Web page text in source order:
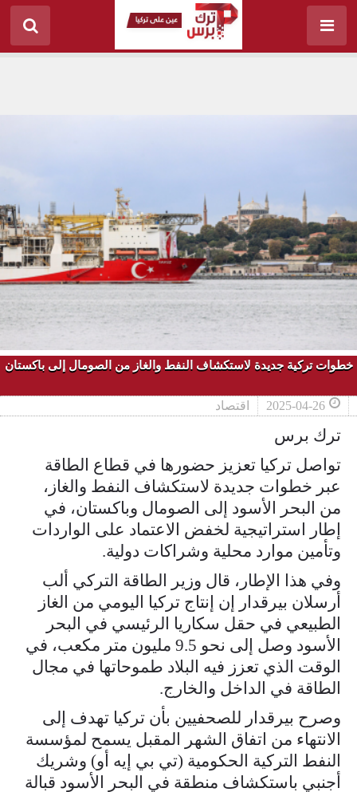
خطوات تركية جديدة لاستكشاف النفط والغاز من الصومال إلى باكستان
2025-04-26 اقتصاد
ترك برس
تواصل تركيا تعزيز حضورها في قطاع الطاقة
عبر خطوات جديدة لاستكشاف النفط والغاز،
من البحر الأسود إلى الصومال وباكستان، في
إطار استراتيجية لخفض الاعتماد على الواردات
وتأمين موارد محلية وشراكات دولية.
وفي هذا الإطار، قال وزير الطاقة التركي ألب
أرسلان بيرقدار إن إنتاج تركيا اليومي من الغاز
الطبيعي في حقل سكاريا الرئيسي في البحر
الأسود وصل إلى نحو 9.5 مليون متر مكعب، في
الوقت الذي تعزز فيه البلاد طموحاتها في مجال
الطاقة في الداخل والخارج.
وصرح بيرقدار للصحفيين بأن تركيا تهدف إلى
الانتهاء من اتفاق الشهر المقبل يسمح لمؤسسة
النفط التركية الحكومية (تي بي إيه أو) وشريك
أجنبي باستكشاف منطقة في البحر الأسود قبالة